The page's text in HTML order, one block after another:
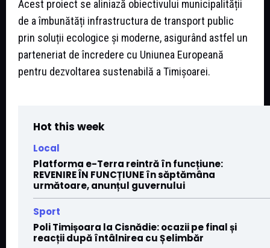
Acest proiect se aliniază obiectivului municipalității
de a îmbunătăți infrastructura de transport public
prin soluții ecologice și moderne, asigurând astfel un
parteneriat de încredere cu Uniunea Europeană
pentru dezvoltarea sustenabilă a Timișoarei.
Hot this week
Local
Platforma e-Terra reintră în funcțiune:
REVENIRE ÎN FUNCȚIUNE în săptămâna
următoare, anunțul guvernului
Sport
Poli Timișoara la Cisnădie: ocazii pe final și
reacții după întâlnirea cu Șelimbăr